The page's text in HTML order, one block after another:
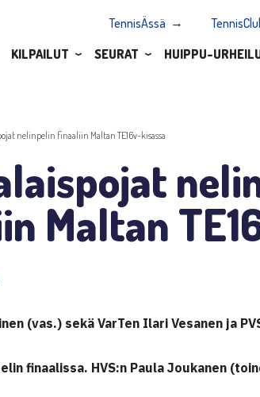
TennisÄssä
KILPAILUT SEURAT HUIPPU-
nelinpelin finaaliin Maltan TE16v-kisassa
Maltan
(vas.) sekä VarTen Ilari Vesanen ja
finaalissa. HVS:n Paula Joukanen